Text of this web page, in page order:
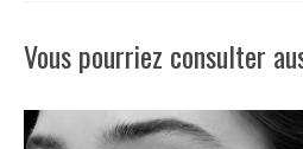
Vous pourriez consulter